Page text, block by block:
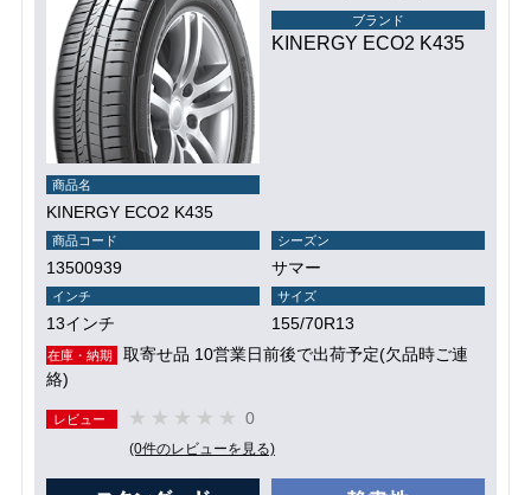
ブランド
KINERGY ECO2 K435
商品名
KINERGY ECO2 K435
商品コード
13500939
シーズン
サマー
インチ
13インチ
サイズ
155/70R13
在庫・納期
取寄せ品 10営業日前後で出荷予定(欠品時ご連
絡)
レビュー 0
(0件のレビューを見る)